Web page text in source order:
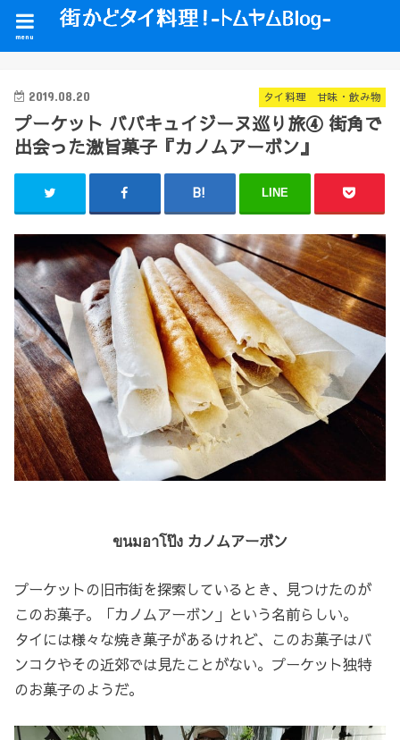
menu
タイ料理 甘味・飲み物
2019.08.20
プーケット ババキュイジーヌ巡り旅④ 街角で
出会った激旨菓子『カノムアーボン』
LINE
ขนมอาโป๊ง カノムアーボン
プーケットの旧市街を探索しているとき、見つけたのが
このお菓子。「カノムアーボン」という名前らしい。
タイには様々な焼き菓子があるけれど、このお菓子はバ
ンコクやその近郊では見たことがない。プーケット独特
のお菓子のようだ。